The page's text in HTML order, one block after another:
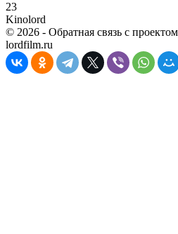
23
Kinolord
© 2026 - Обратная связь с
lordfilm.ru